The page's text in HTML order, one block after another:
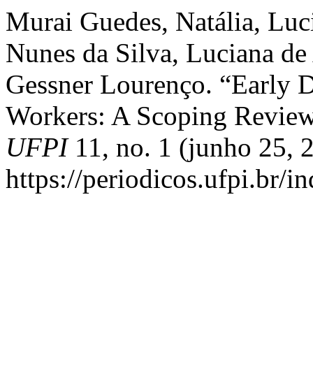
Murai Guedes, Natália,
Nunes da Silva, Luciana
Gessner Lourenço. “Early
Workers: A Scoping
UFPI11, no. 1 (junho 25,
https://periodicos.ufpi.br/